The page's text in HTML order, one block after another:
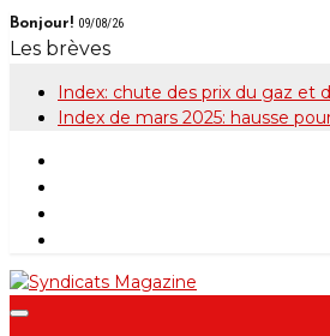
Skip
to
Bonjour! 09/08/26
Les brèves
Index: chute des prix du gaz et
Index de mars 2025: hausse
Le magazine de la FGTB